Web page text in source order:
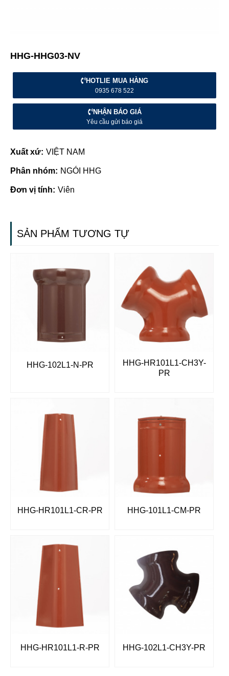
HHG-HHG03-NV
HOTLIE MUA HÀNG
0935 678 522
NHẬN BÁO GIÁ
Yêu cầu gửi báo giá
Xuất xứ: VIỆT NAM
Phân nhóm: NGÓI HHG
Đơn vị tính: Viên
SẢN PHẨM TƯƠNG TỰ
HHG-102L1-N-PR
HHG-HR101L1-CH3Y-
PR
HHG-HR101L1-CR-PR HHG-101L1-CM-PR
HHG-HR101L1-R-PR HHG-102L1-CH3Y-PR